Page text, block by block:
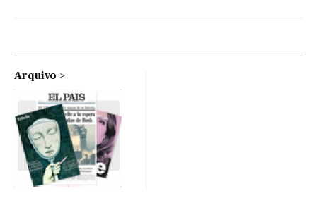
Arquivo